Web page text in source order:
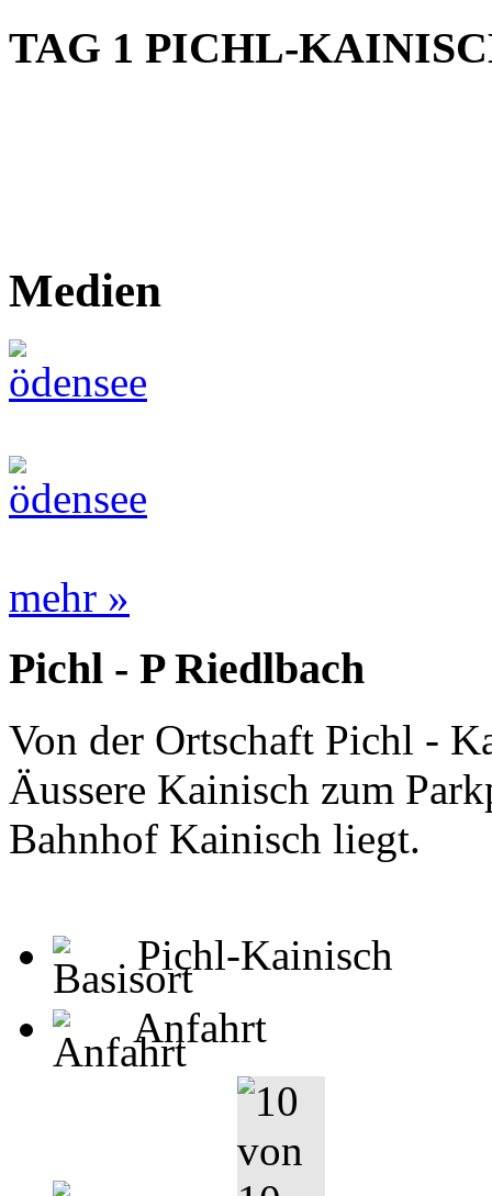
TAG 1 PICHL-
Medien
mehr »
Pichl - P Riedlbach
Von der Ortschaft Pichl -
Äussere Kainisch zum
Bahnhof Kainisch liegt.
Pichl-Kainisch
Anfahrt